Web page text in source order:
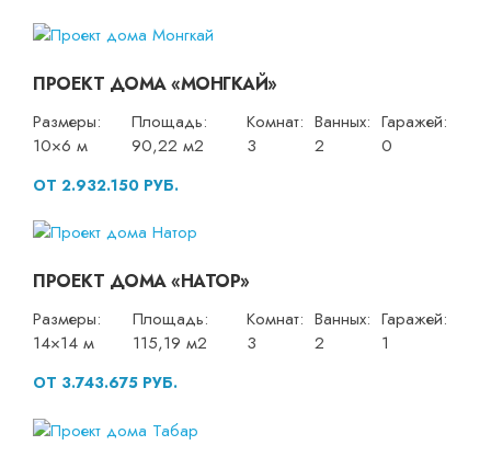
ПРОЕКТ ДОМА «МОНГКАЙ»
Размеры:
10×6 м
Площадь:
90,22 м2
Комнат:
3
Ванных:
2
Гаражей:
0
ОТ 2.932.150 РУБ.
ПРОЕКТ ДОМА «НАТОР»
Размеры:
14×14 м
Площадь:
115,19 м2
Комнат:
3
Ванных:
2
Гаражей:
1
ОТ 3.743.675 РУБ.